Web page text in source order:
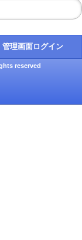
管理画面ログイン
reserved